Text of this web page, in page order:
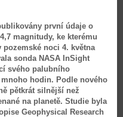
první údaje o
magnitudy, ke kterému
pozemské noci 4. května
sonda NASA InSight
svého palubního
hodin. Podle nového
pětkrát silnější než
na planetě. Studie byla
Geophysical Research